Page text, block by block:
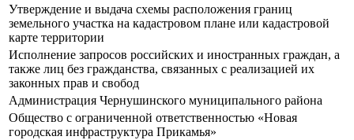
Утверждение и выдача схемы расположения границ
земельного участка на кадастровом плане или кадастровой
карте территории
Исполнение запросов российских и иностранных граждан, а
также лиц без гражданства, связанных с реализацией их
законных прав и свобод
Администрация Чернушинского муниципального района
Общество с ограниченной ответственностью «Новая
городская инфраструктура Прикамья»